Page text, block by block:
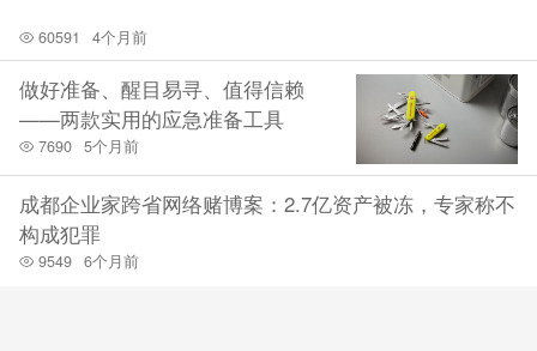
60591 4个月前
做好准备、醒目易寻、值得信赖
——两款实用的应急准备工具
7690 5个月前
成都企业家跨省网络赌博案：2.7亿资产被冻，专家称不
构成犯罪
9549 6个月前